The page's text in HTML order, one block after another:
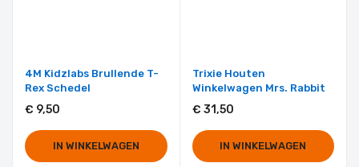
4M Kidzlabs Brullende T-
Rex Schedel
€ 9,50
IN WINKELWAGEN
Trixie Houten
Winkelwagen Mrs. Rabbit
€ 31,50
IN WINKELWAGEN